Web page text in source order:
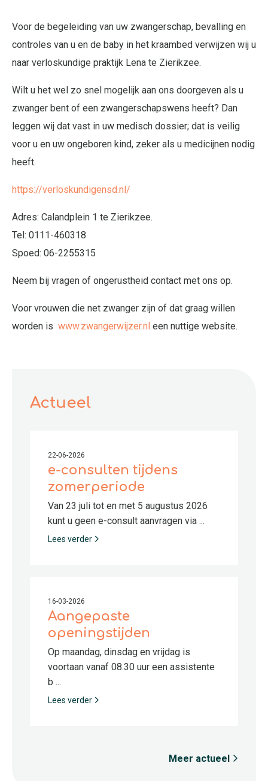
Voor de begeleiding van uw zwangerschap, bevalling en
controles van u en de baby in het kraambed verwijzen wij u
naar verloskundige praktijk Lena te Zierikzee.
Wilt u het wel zo snel mogelijk aan ons doorgeven als u
zwanger bent of een zwangerschapswens heeft? Dan
leggen wij dat vast in uw medisch dossier; dat is veilig
voor u en uw ongeboren kind, zeker als u medicijnen nodig
heeft.
https://verloskundigensd.nl/
Adres: Calandplein 1 te Zierikzee.
Tel: 0111-460318
Spoed: 06-2255315
Neem bij vragen of ongerustheid contact met ons op.
Voor vrouwen die net zwanger zijn of dat graag willen
worden is www.zwangerwijzer.nl een nuttige website.
Actueel
22-06-2026
e-consulten tijdens
zomerperiode
Van 23 juli tot en met 5 augustus 2026
kunt u geen e-consult aanvragen via ...
Lees verder
16-03-2026
Aangepaste
openingstijden
Op maandag, dinsdag en vrijdag is
voortaan vanaf 08.30 uur een assistente
b ...
Lees verder
Meer actueel